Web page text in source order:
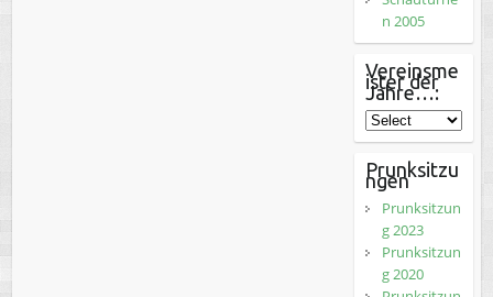
n 2005
Vereinsme
ister der
Jahre…:
Prunksitzu
ngen
Prunksitzun
g 2023
Prunksitzun
g 2020